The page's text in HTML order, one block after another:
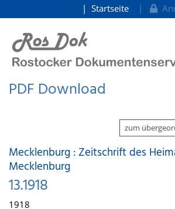
zum Inhalt
Startseite
PDF Download
zum
Mecklenburg : Zeitschrift des
Mecklenburg
13.1918
1918